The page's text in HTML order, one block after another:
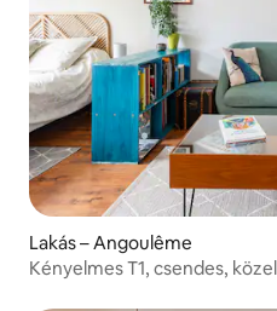
Lakás – Angoulême
Kényelmes T1, csendes,